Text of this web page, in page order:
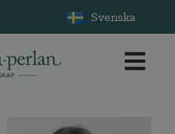
Svenska